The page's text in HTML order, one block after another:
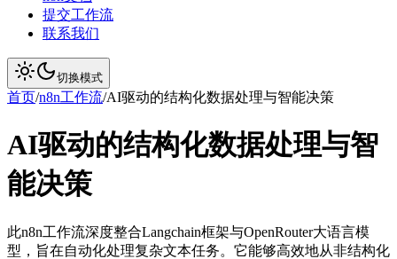
提交工作流
联系我们
切换模式
首页/n8n工作流/AI驱动的结构化数据处理与智能决策
AI驱动的结构化数据处理与智
能决策
此n8n工作流深度整合Langchain框架与OpenRouter大语言模
型，旨在自动化处理复杂文本任务。它能够高效地从非结构化